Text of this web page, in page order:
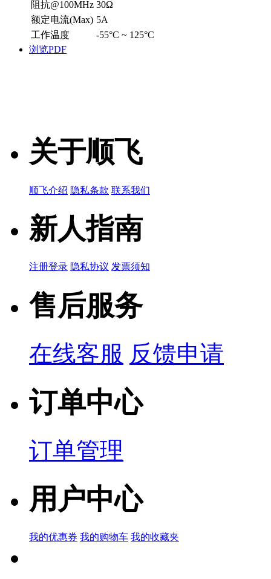
阻抗@100MHz 30Ω
额定电流(Max) 5A
工作温度
-55°C ~ 125°C
浏览PDF
关于顺飞
顺飞介绍 隐私条款 联系我们
新人指南
注册登录 隐私协议 发票须知
售后服务
在线客服 反馈申请
订单中心
订单管理
用户中心
我的优惠券 我的购物车 我的收藏夹